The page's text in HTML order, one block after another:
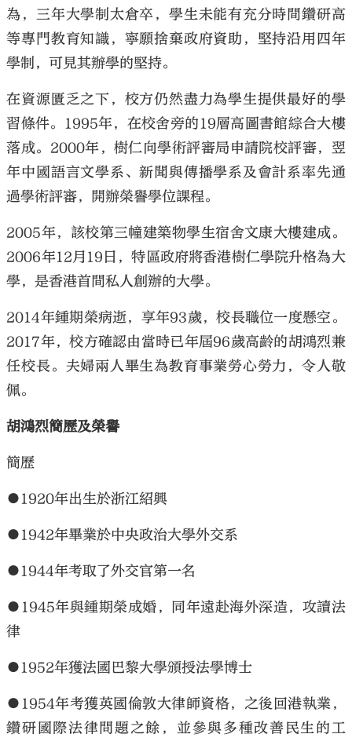
為，三年大學制太倉卒，學生未能有充分時間鑽研高
等專門教育知識，寧願捨棄政府資助，堅持沿用四年
學制，可見其辦學的堅持。
在資源匱乏之下，校方仍然盡力為學生提供最好的學
習條件。1995年，在校舍旁的19層高圖書館綜合大樓
落成。2000年，樹仁向學術評審局申請院校評審，翌
年中國語言文學系、新聞與傳播學系及會計系率先通
過學術評審，開辦榮譽學位課程。
2005年，該校第三幢建築物學生宿舍文康大樓建成。
2006年12月19日，特區政府將香港樹仁學院升格為大
學，是香港首間私人創辦的大學。
2014年鍾期榮病逝，享年93歲，校長職位一度懸空。
2017年，校方確認由當時已年屆96歲高齡的胡鴻烈兼
任校長。夫婦兩人畢生為教育事業勞心勞力，令人敬
佩。
胡鴻烈簡歷及榮譽
簡歷
●1920年出生於浙江紹興
●1942年畢業於中央政治大學外交系
●1944年考取了外交官第一名
●1945年與鍾期榮成婚，同年遠赴海外深造，攻讀法
律
●1952年獲法國巴黎大學頒授法學博士
●1954年考獲英國倫敦大律師資格，之後回港執業，
鑽研國際法律問題之餘，並參與多種改善民生的工